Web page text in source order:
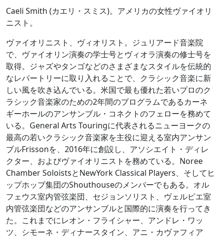
Caeli Smith (カエリ・スミス)。アメリカの女性ヴァイオリ
ニスト。
ヴァイオリニスト、ヴィオリスト。ジュリアード音楽院
で、ヴァイオリン演奏の学士号とヴィオラ演奏の修士号を
取得。ジャズやタンゴなどのさまざまなスタイルを伝統的
なレパートリーに取り入れることで、クラシック音楽に新
しい風を吹き込んでいる。米国で最も優れた若いプロのク
ラシック音楽家のための2年間のプログラムであるカーネ
ギーホールのアンサンブル・コネクトのフェローを務めて
いる。General Arts Touringに代表されるニューヨークの
最高の若いクラシック音楽家を主役に迎える室内アンサン
ブルFrissonを、2016年に創設し、アソシエイト・ディレ
クター、およびヴァイオリニストを務めている。Noree
Chamber SoloistsとNewYork Classical Players、そしてヒ
ップホップ集団のShouthouseのメンバーでもある。オル
フェウス室内管弦楽団、セジョンソリスト、ヴェルビエ室
内管弦楽団などのアンサンブルと国際的に演奏を行ってき
た。これまでにレオン・フライシャー、アンドレ・ワッ
ツ、シモーネ・ディナースタイン、アニ・カヴァフィア